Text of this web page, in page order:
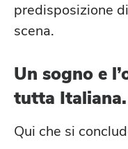
predisposizione di
scena.
Un sogno e
tutta Italiana.
Qui che si